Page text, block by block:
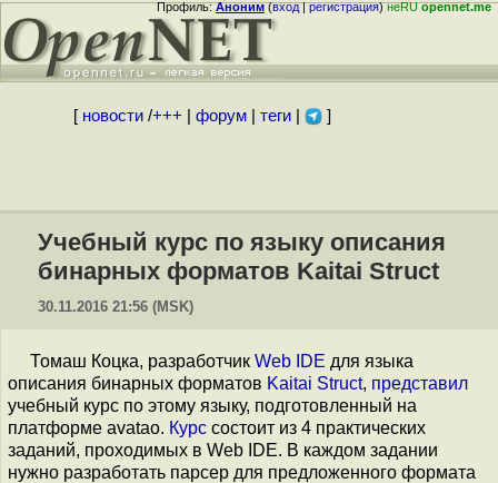
Профиль:Аноним(вход|регистрация)неRUopennet.me
[ новости/+++ форум| теги| ]
Учебный курс по языку описания
бинарных форматов Kaitai Struct
30.11.2016 21:56 (MSK)
Томаш Коцка, разработчик Web IDE для языка
описания бинарных форматов Kaitai Struct, представил
учебный курс по этому языку, подготовленный на
платформе avatao. Курс состоит из 4 практических
заданий, проходимых в Web IDE. В каждом задании
нужно разработать парсер для предложенного формата